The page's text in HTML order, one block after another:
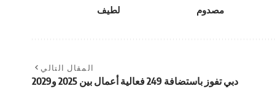
مصدوم لطيف
المقال التالي
دبي تفوز باستضافة 249 فعالية أعمال بين 2025 و2029